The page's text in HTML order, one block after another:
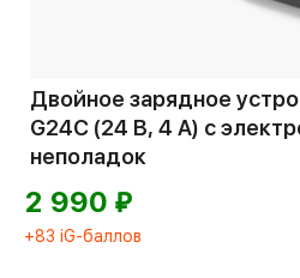
Двойное зарядное
G24C (24 В, 4 A) с
неполадок
2 990 ⃏
+83 iG-баллов